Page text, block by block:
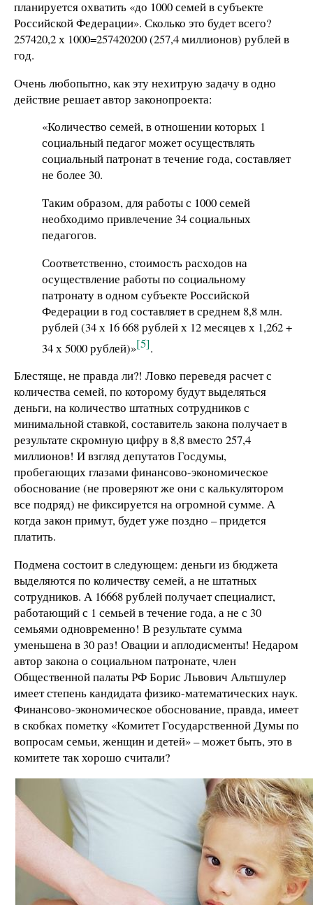
планируется охватить «до 1000 семей в субъекте
Российской Федерации». Сколько это будет всего?
257420,2 х 1000=257420200 (257,4 миллионов) рублей в
год.
Очень любопытно, как эту нехитрую задачу в одно
действие решает автор законопроекта:
«Количество семей, в отношении которых 1
социальный педагог может осуществлять
социальный патронат в течение года, составляет
не более 30.
Таким образом, для работы с 1000 семей
необходимо привлечение 34 социальных
педагогов.
Соответственно, стоимость расходов на
осуществление работы по социальному
патронату в одном субъекте Российской
Федерации в год составляет в среднем 8,8 млн.
рублей (34 х 16 668 рублей х 12 месяцев х 1,262 +
34 х 5000 рублей)»[5].
Блестяще, не правда ли?! Ловко переведя расчет с
количества семей, по которому будут выделяться
деньги, на количество штатных сотрудников с
минимальной ставкой, составитель закона получает в
результате скромную цифру в 8,8 вместо 257,4
миллионов! И взгляд депутатов Госдумы,
пробегающих глазами финансово-экономическое
обоснование (не проверяют же они с калькулятором
все подряд) не фиксируется на огромной сумме. А
когда закон примут, будет уже поздно – придется
платить.
Подмена состоит в следующем: деньги из бюджета
выделяются по количеству семей, а не штатных
сотрудников. А 16668 рублей получает специалист,
работающий с 1 семьей в течение года, а не с 30
семьями одновременно! В результате сумма
уменьшена в 30 раз! Овации и аплодисменты! Недаром
автор закона о социальном патронате, член
Общественной палаты РФ Борис Львович Альтшулер
имеет степень кандидата физико-математических наук.
Финансово-экономическое обоснование, правда, имеет
в скобках пометку «Комитет Государственной Думы по
вопросам семьи, женщин и детей» – может быть, это в
комитете так хорошо считали?